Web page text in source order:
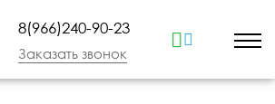
8(966)240-90-23
Заказать звонок